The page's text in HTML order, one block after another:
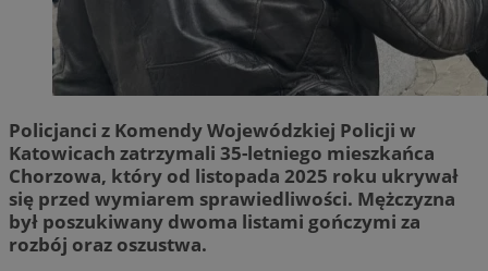
Policjanci z Komendy Wojewódzkiej Policji w
Katowicach zatrzymali 35-letniego mieszkańca
Chorzowa, który od listopada 2025 roku ukrywał
się przed wymiarem sprawiedliwości. Mężczyzna
był poszukiwany dwoma listami gończymi za
rozbój oraz oszustwa.